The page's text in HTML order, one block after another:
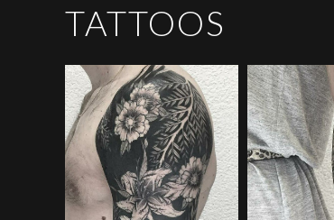
TATTOOS